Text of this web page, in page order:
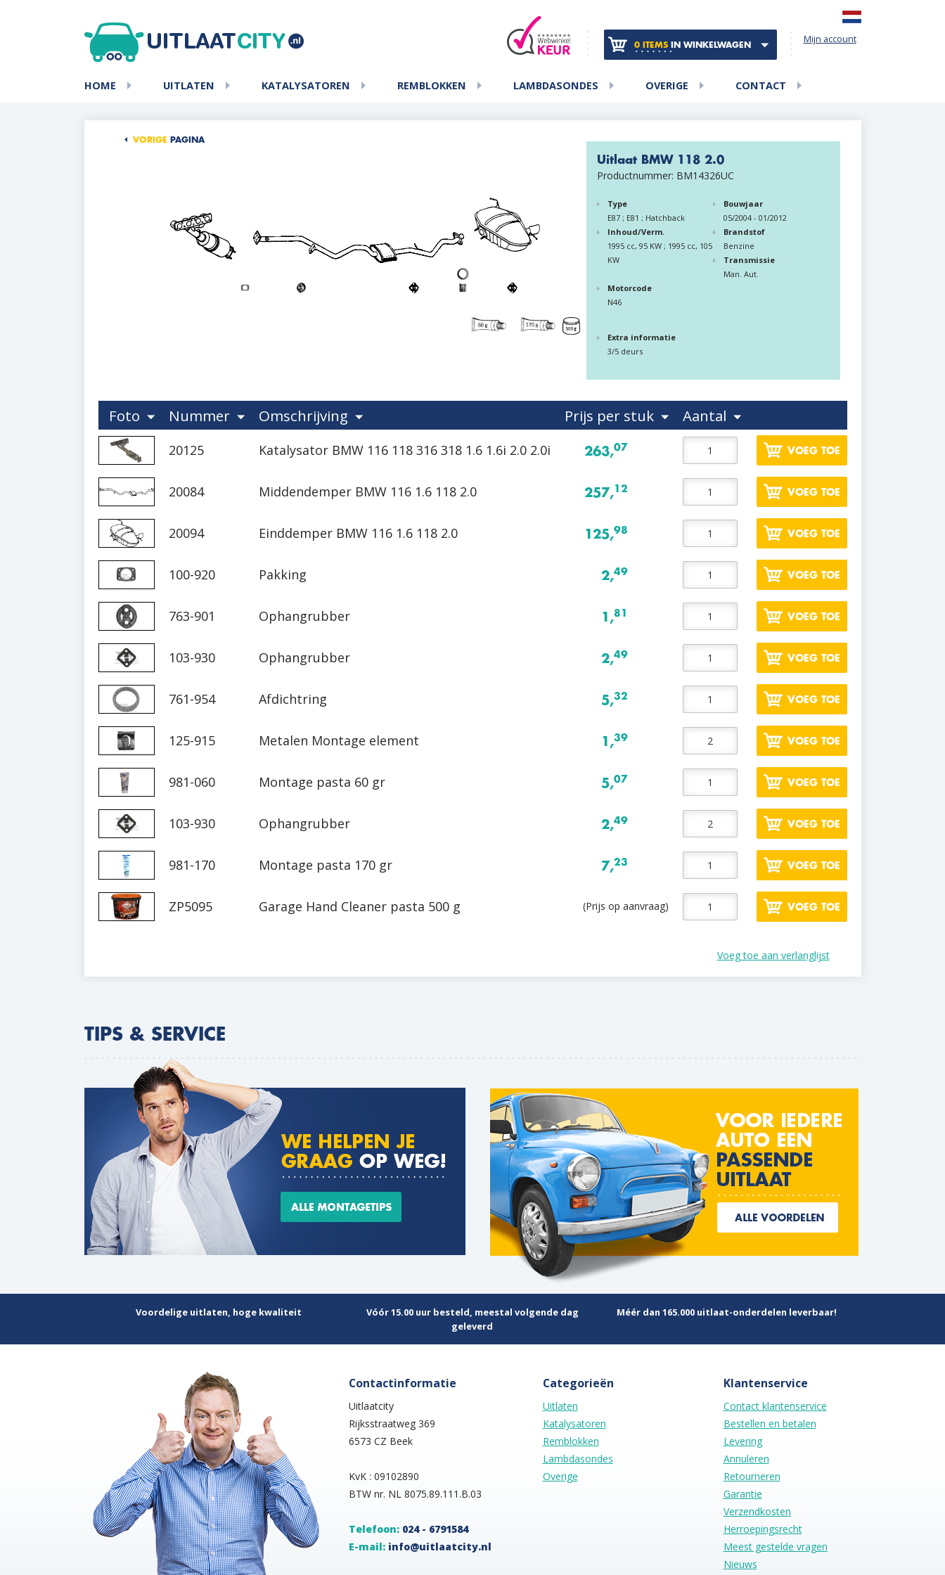
Mijn account
0 ITEMSIN WINKELWAGEN
HOME UITLATEN KATALYSATOREN REMBLOKKEN LAMBDASONDES OVERIGE CONTACT
VORIGE PAGINA
Uitlaat BMW 118 2.0
Productnummer: BM14326UC
Type
E87 ; E81 ; Hatchback
Bouwjaar
05/2004 - 01/2012
Inhoud/Verm.
1995 cc, 95 KW ; 1995 cc, 105
KW
Brandstof
Benzine
Transmissie
Man. Aut.
Motorcode
N46
Extra informatie
3/5 deurs
Foto Nummer Omschrijving Prijs per stuk Aantal
20125 Katalysator BMW 116 118 316 318 1.6 1.6i 2.0 2.0i 263,07 VOEG TOE
20084 Middendemper BMW 116 1.6 118 2.0 257,12 VOEG TOE
20094 Einddemper BMW 116 1.6 118 2.0 125,98 VOEG TOE
100-920 Pakking 2,49 VOEG TOE
763-901 Ophangrubber 1,81 VOEG TOE
103-930 Ophangrubber 2,49 VOEG TOE
761-954 Afdichtring 5,32 VOEG TOE
125-915 Metalen Montage element 1,39 VOEG TOE
981-060 Montage pasta 60 gr 5,07 VOEG TOE
103-930 Ophangrubber 2,49 VOEG TOE
981-170 Montage pasta 170 gr 7,23 VOEG TOE
ZP5095 Garage Hand Cleaner pasta 500 g (Prijs op aanvraag) VOEG TOE
Voeg toe aan verlanglijst
TIPS & SERVICE
Voordelige uitlaten, hoge kwaliteit
Vóór 15.00 uur besteld, meestal volgende dag
geleverd
Méér dan 165.000 uitlaat-onderdelen leverbaar!
Contactinformatie
Uitlaatcity
Rijksstraatweg 369
6573 CZ Beek
KvK : 09102890
BTW nr. NL 8075.89.111.B.03
Telefoon: 024 - 6791584
E-mail: info@uitlaatcity.nl
Categorieën
Uitlaten
Katalysatoren
Remblokken
Lambdasondes
Overige
Klantenservice
Contact klantenservice
Bestellen en betalen
Levering
Annuleren
Retourneren
Garantie
Verzendkosten
Herroepingsrecht
Meest gestelde vragen
Nieuws